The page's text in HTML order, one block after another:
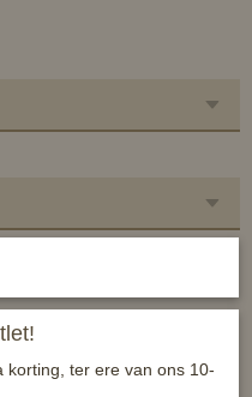
2 voorkeurskleuren aan.
korting, ter ere van ons 10-